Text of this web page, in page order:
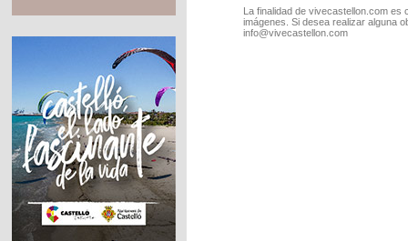
La finalidad de vivecastellon.com
imágenes. Si desea realizar alguna
info@vivecastellon.com